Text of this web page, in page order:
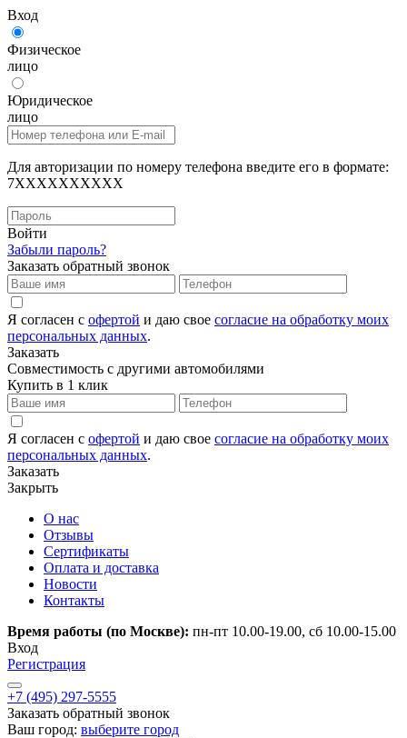
Вход
Физическое
лицо
Юридическое
лицо
Для авторизации по номеру телефона введите его в формате:
7XXXXXXXXXX
Войти
Забыли пароль?
Заказать обратный звонок
Я согласен с офертой и даю свое согласие на обработку моих
персональных данных.
Заказать
Совместимость с другими автомобилями
Купить в 1 клик
Я согласен с офертой и даю свое согласие на обработку моих
персональных данных.
Заказать
Закрыть
О нас
Отзывы
Сертификаты
Оплата и доставка
Новости
Контакты
Время работы (по Москве): пн-пт 10.00-19.00, сб 10.00-15.00
Вход
Регистрация
+7 (495) 297-5555
Заказать обратный звонок
Ваш город: выберите город